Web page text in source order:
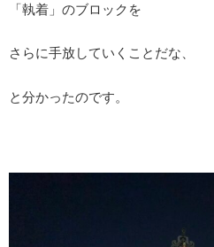
「執着」のブロックを
さらに手放していくことだな、
と分かったのです。